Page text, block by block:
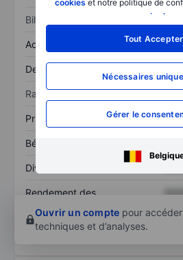
cookies et notre politique de
savoir plus
Tout Accepter
Nécessaires
Gérer le
Bilan
Actif total
Dette totale
Ratios
Prix / ventes
Bénéfice par action
Dividende par action
Rendement des
Ouvrir un compte pour
techniques et d’analyses.